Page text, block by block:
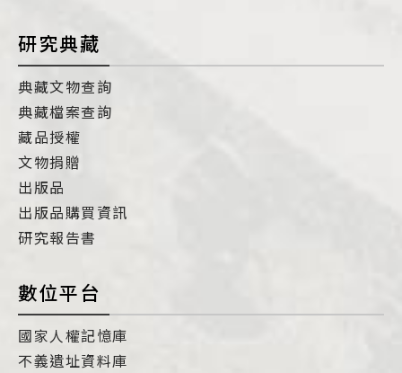
研究典藏
典藏文物查詢
典藏檔案查詢
藏品授權
文物捐贈
出版品
出版品購買資訊
研究報告書
數位平台
國家人權記憶庫
不義遺址資料庫